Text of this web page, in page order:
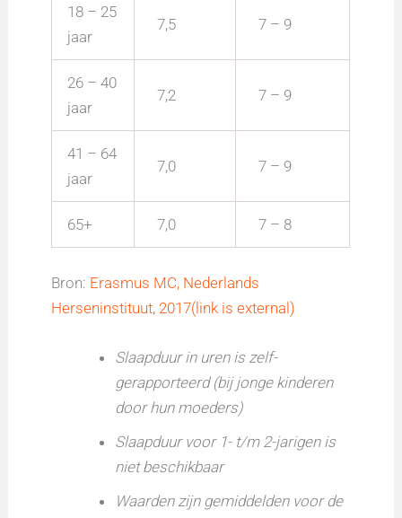
18 – 25
jaar
7,5 7 – 9
26 – 40
jaar
7,2 7 – 9
41 – 64
jaar
7,0 7 – 9
65+ 7,0 7 – 8
Bron: Erasmus MC, Nederlands
Herseninstituut, 2017(link is external)
Slaapduur in uren is zelf-
gerapporteerd (bij jonge kinderen
door hun moeders)
Slaapduur voor 1- t/m 2-jarigen is
niet beschikbaar
Waarden zijn gemiddelden voor de